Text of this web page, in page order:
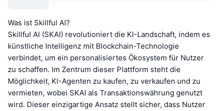
Was ist Skillful AI?
Skillful AI (SKAI) revolutioniert die KI-Landschaft, indem es
künstliche Intelligenz mit Blockchain-Technologie
verbindet, um ein personalisiertes Ökosystem für Nutzer
zu schaffen. Im Zentrum dieser Plattform steht die
Möglichkeit, KI-Agenten zu kaufen, zu verkaufen und zu
vermieten, wobei SKAI als Transaktionswährung genutzt
wird. Dieser einzigartige Ansatz stellt sicher, dass Nutzer